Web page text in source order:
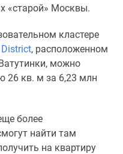
«старой» Москвы.
кластере
, расположенном
можно
26 кв. м за 6,23 млн
более
найти там
на квартиру